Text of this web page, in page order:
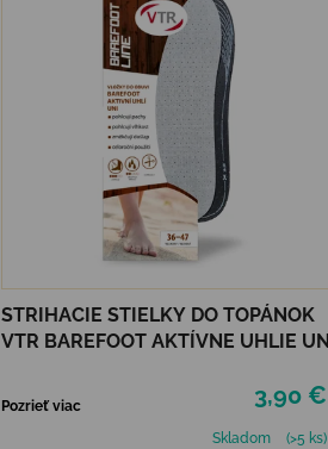
STRIHACIE STIELKY DO TOPÁNOK
VTR BAREFOOT AKTÍVNE UHLIE UNI
3,90 €
Pozrieť viac
Skladom
(>5 ks)